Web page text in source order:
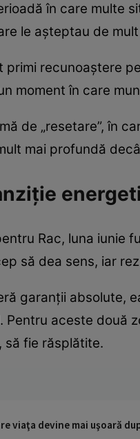
în care multe
le așteptau de
primi recunoaștere
moment în care
de „resetare”, în
mai profundă
Rac, luna iunie
să dea sens, iar
garanții absolute,
Pentru aceste două
să fie răsplătite.
viaţa devine mai uşoară